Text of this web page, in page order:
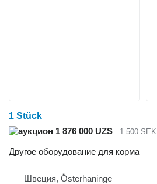
1 Stück
1 876 000 UZS
1 500 SEK
Другое оборудование для корма
Швеция, Österhaninge